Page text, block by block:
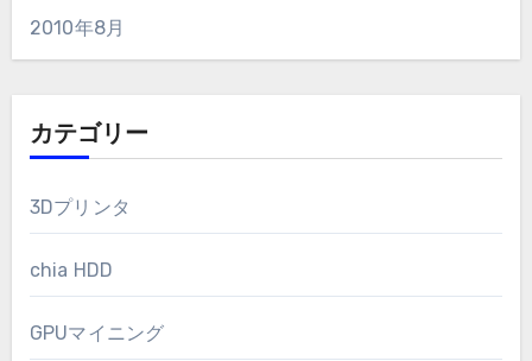
2010年8月
カテゴリー
3Dプリンタ
chia HDD
GPUマイニング